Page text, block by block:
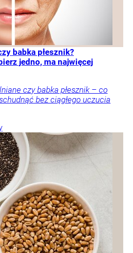
babka płesznik?
jedno, ma najwięcej
czy babka płesznik – co
bez ciągłego uczucia